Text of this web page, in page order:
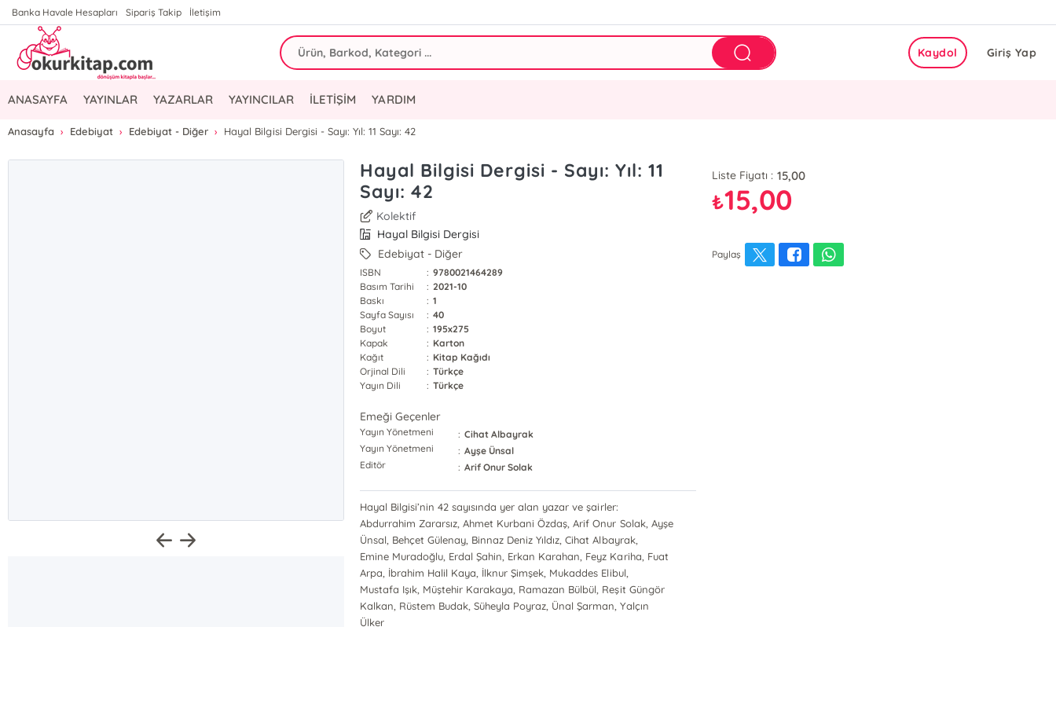
Banka Havale Hesapları Sipariş Takip İletişim
Giriş Yap
Kaydol
ANASAYFA YAYINLAR YAZARLAR YAYINCILAR İLETİŞİM YARDIM
Anasayfa Edebiyat Edebiyat - Diğer Hayal Bilgisi Dergisi - Sayı: Yıl: 11 Sayı: 42
Hayal Bilgisi Dergisi - Sayı: Yıl: 11
Sayı: 42
Kolektif
Hayal Bilgisi Dergisi
Edebiyat - Diğer
ISBN : 9780021464289
Basım Tarihi
: 2021-10
Baskı
: 1
Sayfa Sayısı
: 40
Boyut
: 195x275
Kapak
: Karton
Kağıt
: Kitap Kağıdı
Orjinal Dili
: Türkçe
Yayın Dili
: Türkçe
Emeği Geçenler
Yayın Yönetmeni : Cihat Albayrak
Yayın Yönetmeni
: Ayşe Ünsal
Editör
: Arif Onur Solak
Hayal Bilgisi’nin 42 sayısında yer alan yazar ve şairler:
Abdurrahim Zararsız, Ahmet Kurbani Özdaş, Arif Onur Solak, Ayşe
Ünsal, Behçet Gülenay, Binnaz Deniz Yıldız, Cihat Albayrak,
Emine Muradoğlu, Erdal Şahin, Erkan Karahan, Feyz Kariha, Fuat
Arpa, İbrahim Halil Kaya, İlknur Şimşek, Mukaddes Elibul,
Mustafa Işık, Müştehir Karakaya, Ramazan Bülbül, Reşit Güngör
Kalkan, Rüstem Budak, Süheyla Poyraz, Ünal Şarman, Yalçın
Ülker
Liste Fiyatı : 15,00
₺15,00
Paylaş